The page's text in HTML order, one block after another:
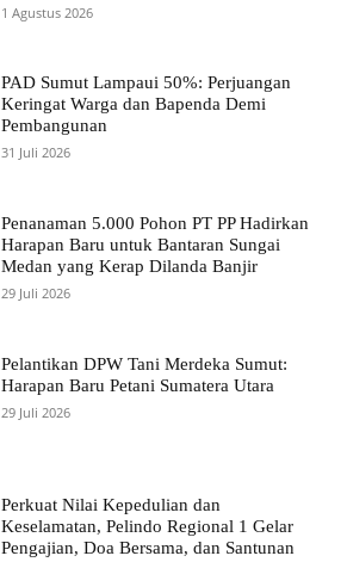
1 Agustus 2026
PAD Sumut Lampaui 50%: Perjuangan
Keringat Warga dan Bapenda Demi
Pembangunan
31 Juli 2026
Penanaman 5.000 Pohon PT PP Hadirkan
Harapan Baru untuk Bantaran Sungai
Medan yang Kerap Dilanda Banjir
29 Juli 2026
Pelantikan DPW Tani Merdeka Sumut:
Harapan Baru Petani Sumatera Utara
29 Juli 2026
Perkuat Nilai Kepedulian dan
Keselamatan, Pelindo Regional 1 Gelar
Pengajian, Doa Bersama, dan Santunan